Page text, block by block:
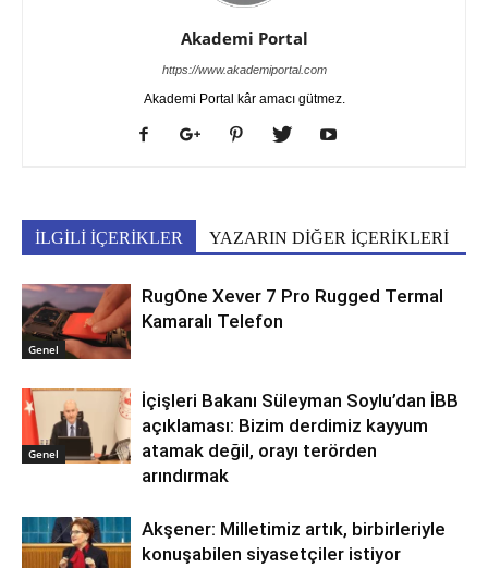
Akademi Portal
https://www.akademiportal.com
Akademi Portal kâr amacı gütmez.
İLGİLİ İÇERİKLER YAZARIN DİĞER İÇERİKLERİ
Genel
RugOne Xever 7 Pro Rugged Termal
Kamaralı Telefon
Genel
İçişleri Bakanı Süleyman Soylu’dan İBB
açıklaması: Bizim derdimiz kayyum
atamak değil, orayı terörden
arındırmak
Akşener: Milletimiz artık, birbirleriyle
konuşabilen siyasetçiler istiyor